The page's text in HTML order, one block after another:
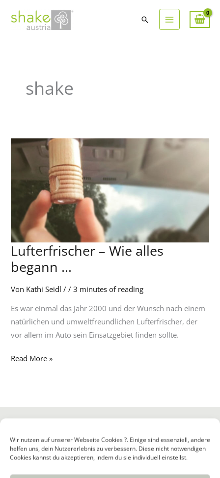
Wir nutzen auf unserer Webseite Cookies ?. Einige sind essenziell, andere
helfen uns, dein Nutzererlebnis zu verbessern. Diese nicht notwendigen
Cookies kannst du akzeptieren, indem du sie individuell einstellst.
Suchen
shake
Lufterfrischer – Wie alles
begann …
Von Kathi Seidl//3 minutes of reading
Es war einmal das Jahr 2000 und der Wunsch nach einem
natürlichen und umweltfreundlichen Lufterfrischer, der
vor allem im Auto sein Einsatzgebiet finden sollte.
Lufterfrischer
–
Wie
alles
…
Read More »